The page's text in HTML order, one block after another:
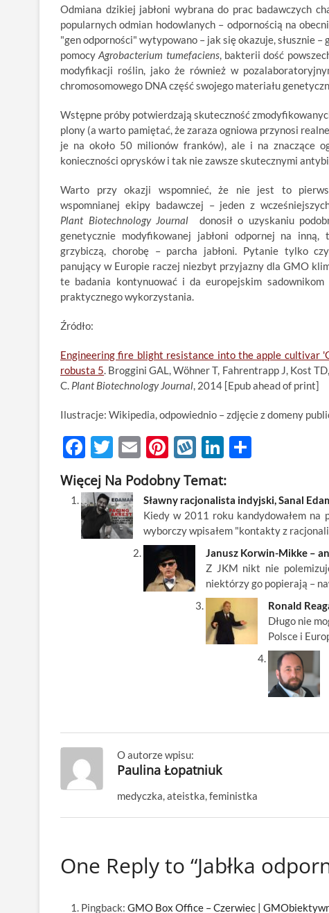
Odmiana dzikiej jabłoni wybrana do prac badawczych
popularnych odmian hodowlanych – odpornością na
"gen odporności" wytypowano – jak się okazuje, słusznie –
pomocyAgrobacterium tumefaciens, bakterii dość
modyfikacji roślin, jako że również w
chromosomowego DNA część swojego materiału
Wstępne próby potwierdzają skuteczność
plony (a warto pamiętać, że zaraza ogniowa przynosi
je na około 50 milionów franków), ale i na znaczące
konieczności oprysków i tak nie zawsze skutecznymi
Warto przy okazji wspomnieć, że nie jest to
wspomnianej ekipy badawczej – jeden z
Plant Biotechnology Journal donosił o uzyskaniu
genetycznie modyfikowanej jabłoni odpornej na inną,
grzybiczą, chorobę – parcha jabłoni. Pytanie tylko
panujący w Europie raczej niezbyt przyjazny dla GMO
te badania kontynuować i da europejskim sadownikom
praktycznego wykorzystania.
Źródło:
Engineering fire blight resistance into the apple cultivar
robusta 5. Broggini GAL, Wöhner T, Fahrentrapp J, Kost
C. Plant Biotechnology Journal, 2014 [Epub ahead of print]
Ilustracje: Wikipedia, odpowiednio – zdjęcie z domeny
F
ac
e
b
o
T
w
itt
er
E
m
ail
Pi
nt
er
es
t
W
k
o
p
Li
k
e
dI
n
ar
e
Więcej Na Podobny Temat:
Sławny racjonalista indyjski, Sanal
Kiedy w 2011 roku kandydowałem na
wyborczy wpisałem "kontakty z
Janusz Korwin-Mikke –
Z JKM nikt nie
niektórzy go popierają –
Ronald
Długo nie
Polsce i
O autorze wpisu:
Paulina Łopatniuk
medyczka, ateistka, feministka
One Reply to “Jabłka
Pingback: GMO Box Office – Czerwiec |